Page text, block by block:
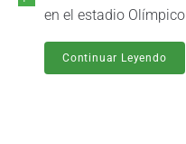
en el estadio
Continuar Leyendo